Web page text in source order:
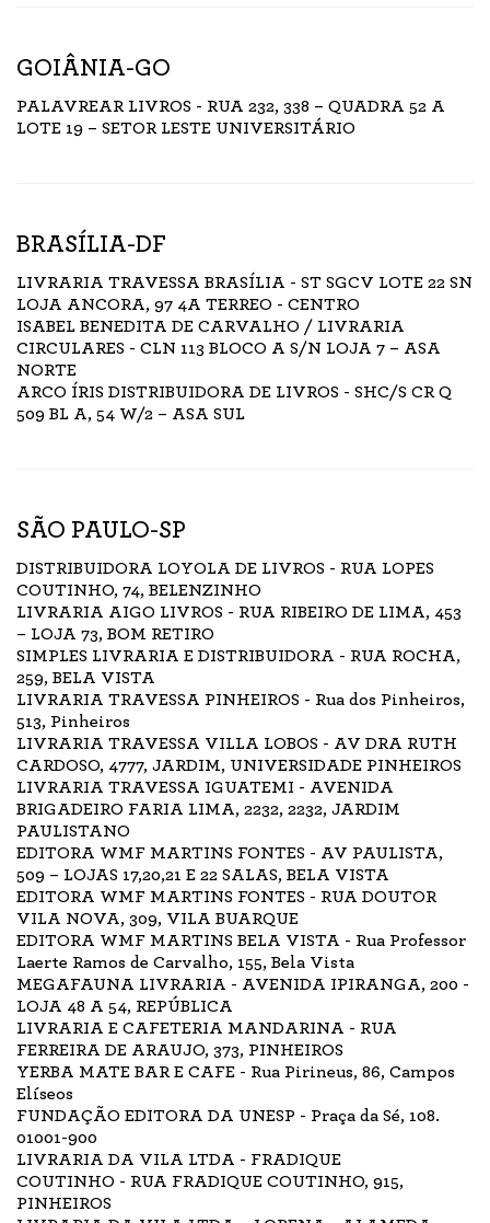
GOIÂNIA-GO
PALAVREAR LIVROS - RUA 232, 338 – QUADRA 52 A
LOTE 19 – SETOR LESTE UNIVERSITÁRIO
BRASÍLIA-DF
LIVRARIA TRAVESSA BRASÍLIA - ST SGCV LOTE 22 SN
LOJA ANCORA, 97 4A TERREO - CENTRO
ISABEL BENEDITA DE CARVALHO / LIVRARIA
CIRCULARES - CLN 113 BLOCO A S/N LOJA 7 – ASA
NORTE
ARCO ÍRIS DISTRIBUIDORA DE LIVROS - SHC/S CR Q
509 BL A, 54 W/2 – ASA SUL
SÃO PAULO-SP
DISTRIBUIDORA LOYOLA DE LIVROS - RUA LOPES
COUTINHO, 74, BELENZINHO
LIVRARIA AIGO LIVROS - RUA RIBEIRO DE LIMA, 453
– LOJA 73, BOM RETIRO
SIMPLES LIVRARIA E DISTRIBUIDORA - RUA ROCHA,
259, BELA VISTA
LIVRARIA TRAVESSA PINHEIROS - Rua dos Pinheiros,
513, Pinheiros
LIVRARIA TRAVESSA VILLA LOBOS - AV DRA RUTH
CARDOSO, 4777, JARDIM, UNIVERSIDADE PINHEIROS
LIVRARIA TRAVESSA IGUATEMI - AVENIDA
BRIGADEIRO FARIA LIMA, 2232, 2232, JARDIM
PAULISTANO
EDITORA WMF MARTINS FONTES - AV PAULISTA,
509 – LOJAS 17,20,21 E 22 SALAS, BELA VISTA
EDITORA WMF MARTINS FONTES - RUA DOUTOR
VILA NOVA, 309, VILA BUARQUE
EDITORA WMF MARTINS BELA VISTA - Rua Professor
Laerte Ramos de Carvalho, 155, Bela Vista
MEGAFAUNA LIVRARIA - AVENIDA IPIRANGA, 200 -
LOJA 48 A 54, REPÚBLICA
LIVRARIA E CAFETERIA MANDARINA - RUA
FERREIRA DE ARAUJO, 373, PINHEIROS
YERBA MATE BAR E CAFE - Rua Pirineus, 86, Campos
Elíseos
FUNDAÇÃO EDITORA DA UNESP - Praça da Sé, 108.
01001-900
LIVRARIA DA VILA LTDA - FRADIQUE
COUTINHO - RUA FRADIQUE COUTINHO, 915,
PINHEIROS